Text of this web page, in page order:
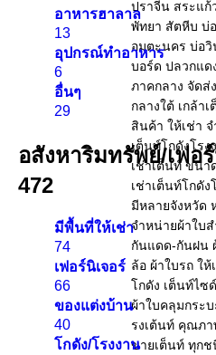
อาหารฮาลาล
13
อุปกรณ์ทำอาหาร
6
อื่นๆ
29
อสังหาริมทรัพย์/เฟอ
472
มีพื้นที่ให้เช่า
74
เฟอร์นิเจอร์
66
ของแต่งบ้าน
40
โกดัง/โรงงาน